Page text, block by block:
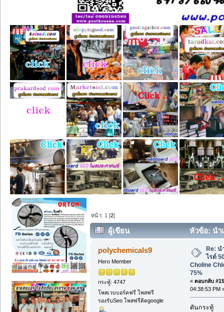
หน้า: 1 [2]
ผู้เขียน
หัวข้อ: นำ
Choline Chloride 50% 60%, 70%,
polychemicals9
Hero Member
กระทู้: 4747
โพสเวบบอร์ดฟรี โพสฟรี
รองรับSeo โพสฟรีติดgoogle
Re: น
ไรด์
Choline
75%
« ตอบกลับ
04:38:53 PM
ดันกระทู้